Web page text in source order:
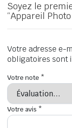
Soyez le
“Appareil
Votre adresse e-
obligatoires sont
Votre note *
Votre avis *